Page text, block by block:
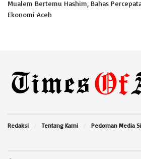
Mualem Bertemu Hashim, Bahas
Ekonomi Aceh
Redaksi Tentang Kami Pedoman Media